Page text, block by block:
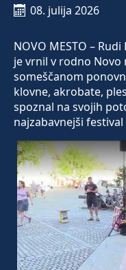
08. julija 2026
NOVO MESTO –
je vrnil v rodno Novo
someščanom
klovne, akrobate,
spoznal na svojih
najzabavnejši